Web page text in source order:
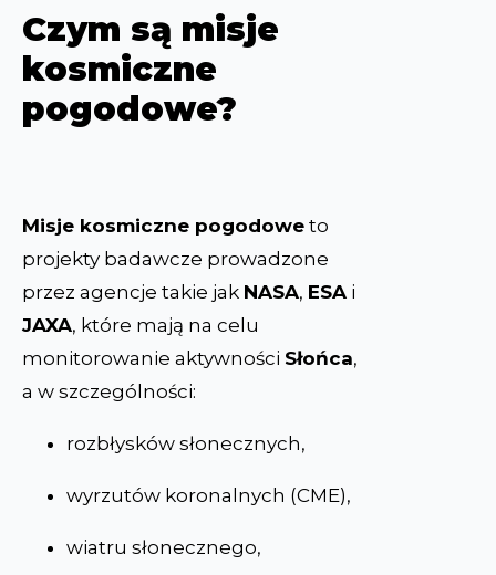
Czym są misje
kosmiczne
pogodowe?
Misje kosmiczne pogodowe to
projekty badawcze prowadzone
przez agencje takie jak NASA, ESA i
JAXA, które mają na celu
monitorowanie aktywności Słońca,
a w szczególności:
rozbłysków słonecznych,
wyrzutów koronalnych (CME),
wiatru słonecznego,